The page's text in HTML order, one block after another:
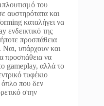
του
αυστηρότατα και
καταλήγει να
ενδεικτικό της
προσπάθεια
υπάρχουν και
προσπάθεια να
gameplay, αλλά το
τυφέκιο
όπλο που δεν
στην